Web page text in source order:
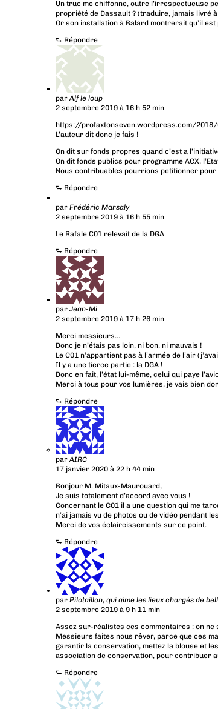
Un truc me chiffonne, outre l’irrespectueuse
propriété de Dassault ? (traduire, jamais livré
Or son installation à Balard montrerait qu’il est
⮑ Répondre
parAlf le loup
2 septembre 2019 à 16 h 52 min
https://profaxtonseven.wordpress.com/
L’auteur dit donc je fais !
On dit sur fonds propres quand c’est a
On dit fonds publics pour programme ACX,
Nous contribuables pourrions petitionner
⮑ Répondre
par Frédéric Marsaly
2 septembre 2019 à 16 h 55 min
Le Rafale C01 relevait de la DGA
⮑ Répondre
par Jean-Mi
2 septembre 2019 à 17 h 26 min
Merci messieurs…
Donc je n’étais pas loin, ni bon, ni mauvais !
Le C01 n’appartient pas à l’armée de l’air
Il y a une tierce partie : la DGA !
Donc en fait, l’état lui-même, celui qui paye
Merci à tous pour vos lumières, je vais bien
⮑ Répondre
parAIRC
17 janvier 2020 à 22 h 44 min
Bonjour M. Mitaux-Maurouard,
Je suis totalement d’accord avec vous !
Concernant le C01 il a une question qui me
n’ai jamais vu de photos ou de vidéo pendant
Merci de vos éclaircissements sur ce point.
⮑ Répondre
par Pilotaillon, qui aime les lieux chargés de
2 septembre 2019 à 9 h 11 min
Assez sur-réalistes ces commentaires : on
Messieurs faites nous rêver, parce que ces
garantir la conservation, mettez la blouse et
association de conservation, pour contribuer
⮑ Répondre